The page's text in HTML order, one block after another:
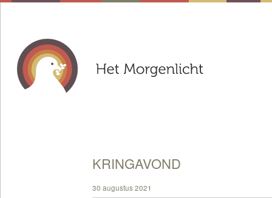
KRINGAVOND
30 augustus 2021